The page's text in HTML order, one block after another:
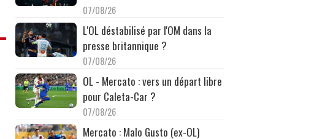
07/08/26
L'OL déstabilisé par l'OM dans la
presse britannique ?
07/08/26
OL - Mercato : vers un départ libre
pour Caleta-Car ?
07/08/26
Mercato : Malo Gusto (ex-OL)